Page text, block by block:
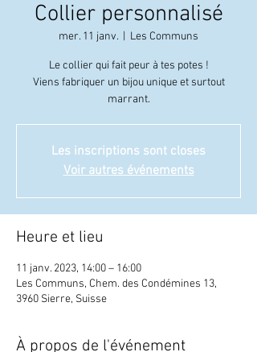
Collier personnalisé
mer. 11 janv. Les Communs
Le collier qui fait peur à tes potes !
Viens fabriquer un bijou unique et surtout
marrant.
Les inscriptions sont closes
Voir autres événements
Heure et lieu
11 janv. 2023, 14:00 – 16:00
Les Communs, Chem. des Condémines 13,
3960 Sierre, Suisse
À propos de l'événement